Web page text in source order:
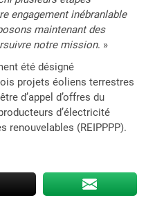
engagement inébranlable
maintenant des
notre mission. »
été désigné
projets éoliens terrestres
d’appel d’offres du
d’électricité
renouvelables (REIPPPP).